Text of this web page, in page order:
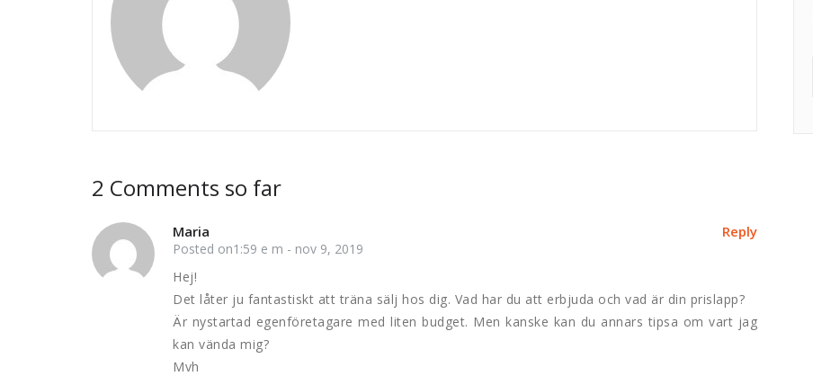
2 Comments so far
Reply
Maria
Posted on1:59 e m - nov 9, 2019
Hej!
Det låter ju fantastiskt att träna sälj hos dig. Vad har du att erbjuda och vad är din prislapp?
Är nystartad egenföretagare med liten budget. Men kanske kan du annars tipsa om vart jag
kan vända mig?
Mvh